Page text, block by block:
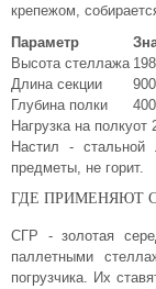
крепежом,
Параметр
Высота стеллажа
Длина секции
Глубина полки
Нагрузка на полкуот
Настил -
предметы, не горит.
ГДЕ ПРИМЕНЯЮТ
СГР - золотая
паллетными
погрузчика. Их